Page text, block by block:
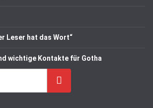
Leser hat das Wort“
wichtige Kontakte für Gotha
Suchen